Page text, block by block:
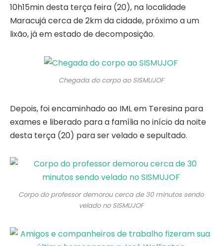
10h15min desta terça feira (20), na localidade
Maracujá cerca de 2km da cidade, próximo a um
lixão, já em estado de decomposição.
Chegada do corpo ao SISMUJOF
Depois, foi encaminhado ao IML em Teresina para
exames e liberado para a família no início da noite
desta terça (20) para ser velado e sepultado.
Corpo do professor demorou cerca de 30 minutos sendo
velado no SISMUJOF